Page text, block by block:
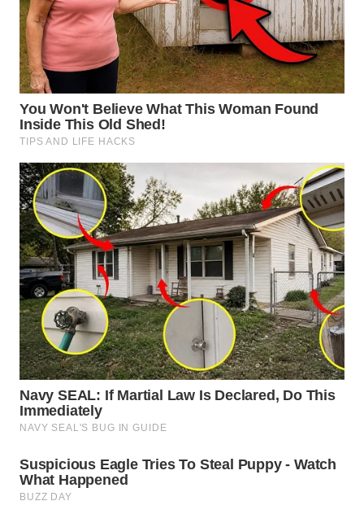
WN
SAMOSIR
WN
PADANG
LAWAS
WN
SUMEDANG
WN
CIANJUR
WN
KEPULAUAN
SERIBU
WN
TANGERANG
WN
BINJAI
WN
CIREBON